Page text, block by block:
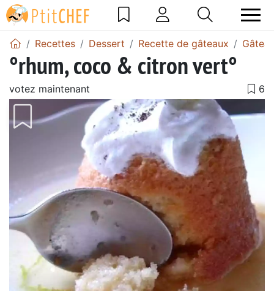
Recettes Dessert Recette de gâteaux
°rhum, coco & citron vert°
votez maintenant